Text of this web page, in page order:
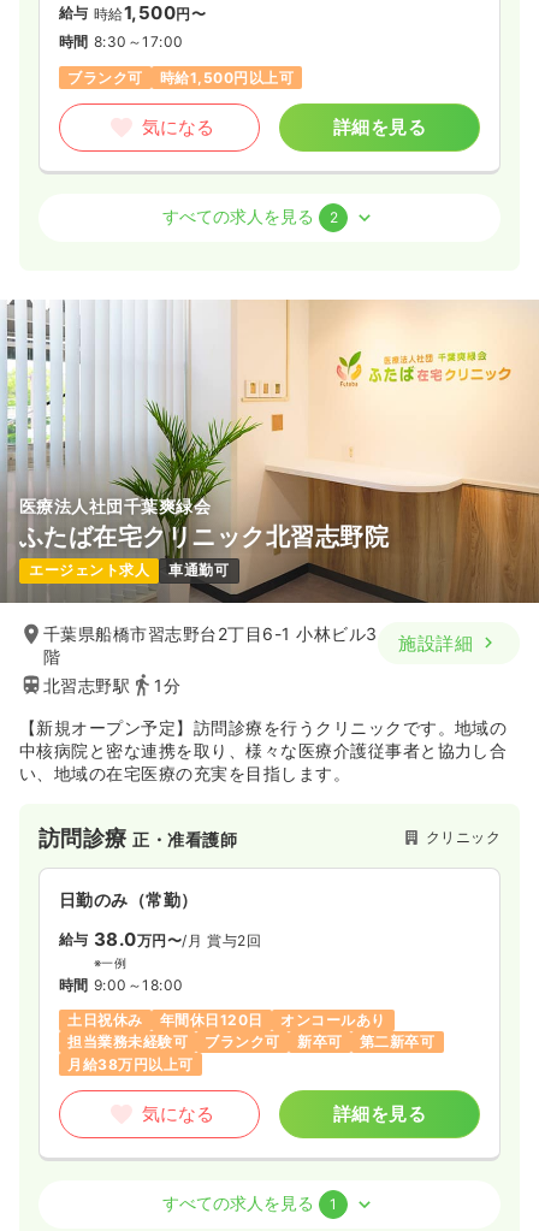
給与 時給1,500〜2,000
時間 8:30～17:30
日祝休み
ブランク可 時給2,000円以上可
気になる 詳細を見る
給与 時給1,500円〜
時間 8:30～17:00
ブランク可
時給1,500円以上可
気になる 詳細を見る
介護・福祉系正・准看護師 デイケア・デイサービス
給与
時間
月給21万円以上可
気になる
日勤のみ（パート） 一時募集休止
給与 時給1,500円
時間 9:30～16:00
日曜休み
時給1,500円以上可
気になる
すべての求人を見る 2
医療法人社団千葉爽緑会
ふたば在宅クリニック北習志野院
エージェント求人 車通勤可
千葉県船橋市習志野台2丁目6-1 小林ビル3
階
北習志野駅
1分
施設詳細
【新規オープン予定】訪問診療を行うクリニックです。地域の
中核病院と密な連携を取り、様々な医療介護従事者と協力し合
い、地域の在宅医療の充実を目指します。
訪問診療正・准看護師 クリニック
日勤のみ（常勤）
給与 38.0万円〜/月 賞与2回
※一例
時間 9:00～18:00
土日祝休み
年間休日120日
オンコールあり
担当業務未経験可
ブランク可 新卒可
第二新卒可
月給38万円以上可
気になる 詳細を見る
正看護師すべての求人を見る 1